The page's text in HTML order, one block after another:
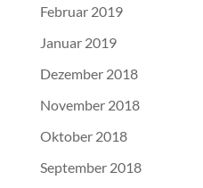
Februar 2019
Januar 2019
Dezember 2018
November 2018
Oktober 2018
September 2018